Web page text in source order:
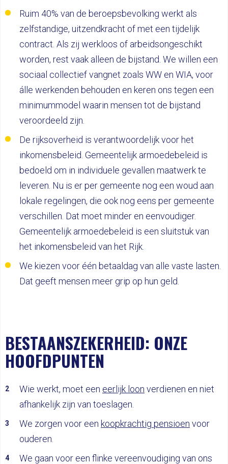
Ruim 40% van de beroepsbevolking werkt als
zelfstandige, uitzendkracht of met een tijdelijk
contract. Als zij werkloos of arbeidsongeschikt
worden, rest vaak alleen de bijstand. We willen een
sociaal collectief vangnet zoals WW en WIA, voor
álle werkenden behouden en keren ons tegen een
minimummodel waarin mensen tot de bijstand
veroordeeld zijn.
De rijksoverheid is verantwoordelijk voor het
inkomensbeleid. Gemeentelijk armoedebeleid is
bedoeld om in individuele gevallen maatwerk te
leveren. Nu is er per gemeente nog een woud aan
lokale regelingen, die ook nog eens per gemeente
verschillen. Dat moet minder en eenvoudiger.
Gemeentelijk armoedebeleid is een sluitstuk van
het inkomensbeleid van het Rijk.
We kiezen voor één betaaldag van alle vaste lasten.
Dat geeft mensen meer grip op hun geld.
BESTAANSZEKERHEID: ONZE
HOOFDPUNTEN
Wie werkt, moet een eerlijk loon verdienen en niet
afhankelijk zijn van toeslagen.
We zorgen voor een koopkrachtig pensioen voor
ouderen.
We gaan voor een flinke vereenvoudiging van ons